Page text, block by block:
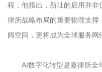
程，他指出，新址的启用并
律所战略布局的重要物理支
阔空间，更将成为全球服务网
AI数字化转型是嘉律所全